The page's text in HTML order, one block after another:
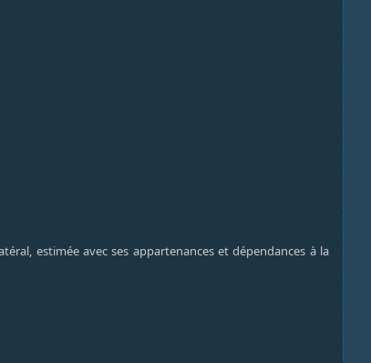
estimée avec ses appartenances et dépendances à la